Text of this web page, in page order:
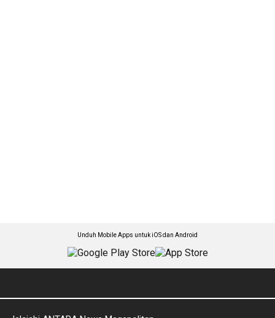
Unduh Mobile Apps untuk iOS dan Android